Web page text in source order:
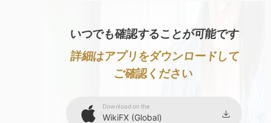
9 7
8
いつでも確認することが可能です
詳細はアプリをダウンロードして
ご確認ください
Download on the
WikiFX (Global)